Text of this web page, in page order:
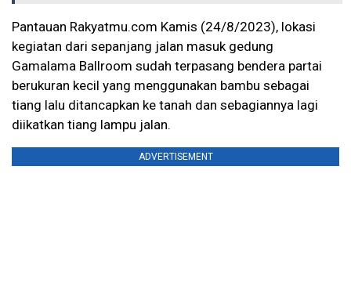
Pantauan Rakyatmu.com Kamis (24/8/2023), lokasi
kegiatan dari sepanjang jalan masuk gedung
Gamalama Ballroom sudah terpasang bendera partai
berukuran kecil yang menggunakan bambu sebagai
tiang lalu ditancapkan ke tanah dan sebagiannya lagi
diikatkan tiang lampu jalan.
ADVERTISEMENT